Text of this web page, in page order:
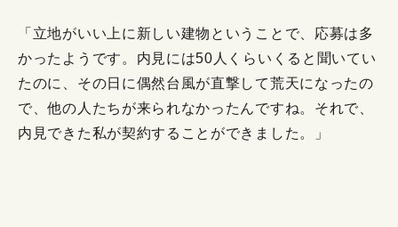
「立地がいい上に新しい建物ということで、応募は多
かったようです。内見には50人くらいくると聞いてい
たのに、その日に偶然台風が直撃して荒天になったの
で、他の人たちが来られなかったんですね。それで、
内見できた私が契約することができました。」